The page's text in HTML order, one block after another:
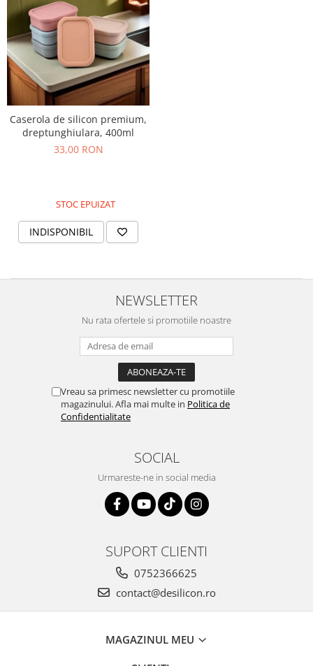
Caserola de silicon premium,
dreptunghiulara, 400ml
33,00 RON
STOC EPUIZAT
INDISPONIBIL
NEWSLETTER
Nu rata ofertele si promotiile noastre
Vreau sa primesc newsletter cu promotiile
magazinului. Afla mai multe in Politica de
Confidentialitate
SOCIAL
Urmareste-ne in social media
SUPORT CLIENTI
0752366625
contact@desilicon.ro
MAGAZINUL MEU